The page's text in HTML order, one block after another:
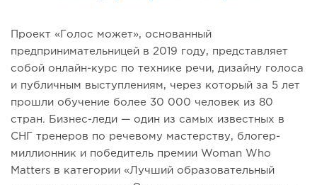
Проект «Голос может», основанный
предпринимательницей в 2019 году, представляет
собой онлайн-курс по технике речи, дизайну голоса
и публичным выступлениям, через который за 5 лет
прошли обучение более 30 000 человек из 80
стран. Бизнес-леди — один из самых известных в
СНГ тренеров по речевому мастерству, блогер-
миллионник и победитель премии Woman Who
Matters в категории «Лучший образовательный